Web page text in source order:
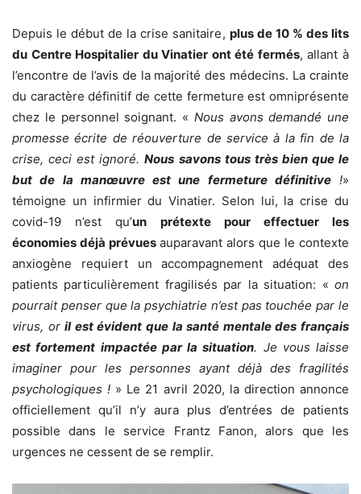
Depuis le début de la crise sanitaire, plus de 10 % des lits
du Centre Hospitalier du Vinatier ont été fermés, allant à
l’encontre de l’avis de la majorité des médecins. La crainte
du caractère définitif de cette fermeture est omniprésente
chez le personnel soignant. « Nous avons demandé une
promesse écrite de réouverture de service à la fin de la
crise, ceci est ignoré. Nous savons tous très bien que le
but de la manœuvre est une fermeture définitive!»
témoigne un infirmier du Vinatier. Selon lui, la crise du
covid-19 n’est qu’un prétexte pour effectuer les
économies déjà prévues auparavant alors que le contexte
anxiogène requiert un accompagnement adéquat des
patients particulièrement fragilisés par la situation: « on
pourrait penser que la psychiatrie n’est pas touchée par le
virus, oril est évident que la santé mentale des français
est fortement impactée par la situation. Je vous laisse
imaginer pour les personnes ayant déjà des fragilités
psychologiques ! » Le 21 avril 2020, la direction annonce
officiellement qu’il n’y aura plus d’entrées de patients
possible dans le service Frantz Fanon, alors que les
urgences ne cessent de se remplir.